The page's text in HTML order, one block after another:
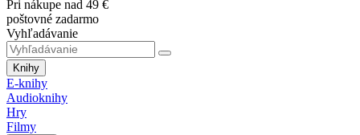
Pri nákupe nad 49 €
poštovné zadarmo
Vyhľadávanie
Knihy
E-knihy
Audioknihy
Hry
Filmy